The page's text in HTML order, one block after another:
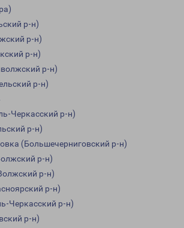
р-н)
р-н)
р-н)
р-н)
р-н)
Черкасский р-н)
р-н)
(Большечерниговский р-н)
р-н)
р-н)
р-н)
Черкасский р-н)
р-н)